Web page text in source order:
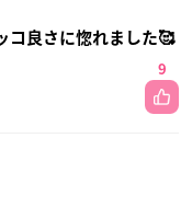
コ良さに惚れました🥰
9